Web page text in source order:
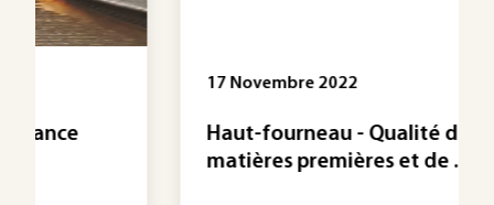
17 Novembre 2022
Haut-fourneau - Qualité des
matières premières et de ...